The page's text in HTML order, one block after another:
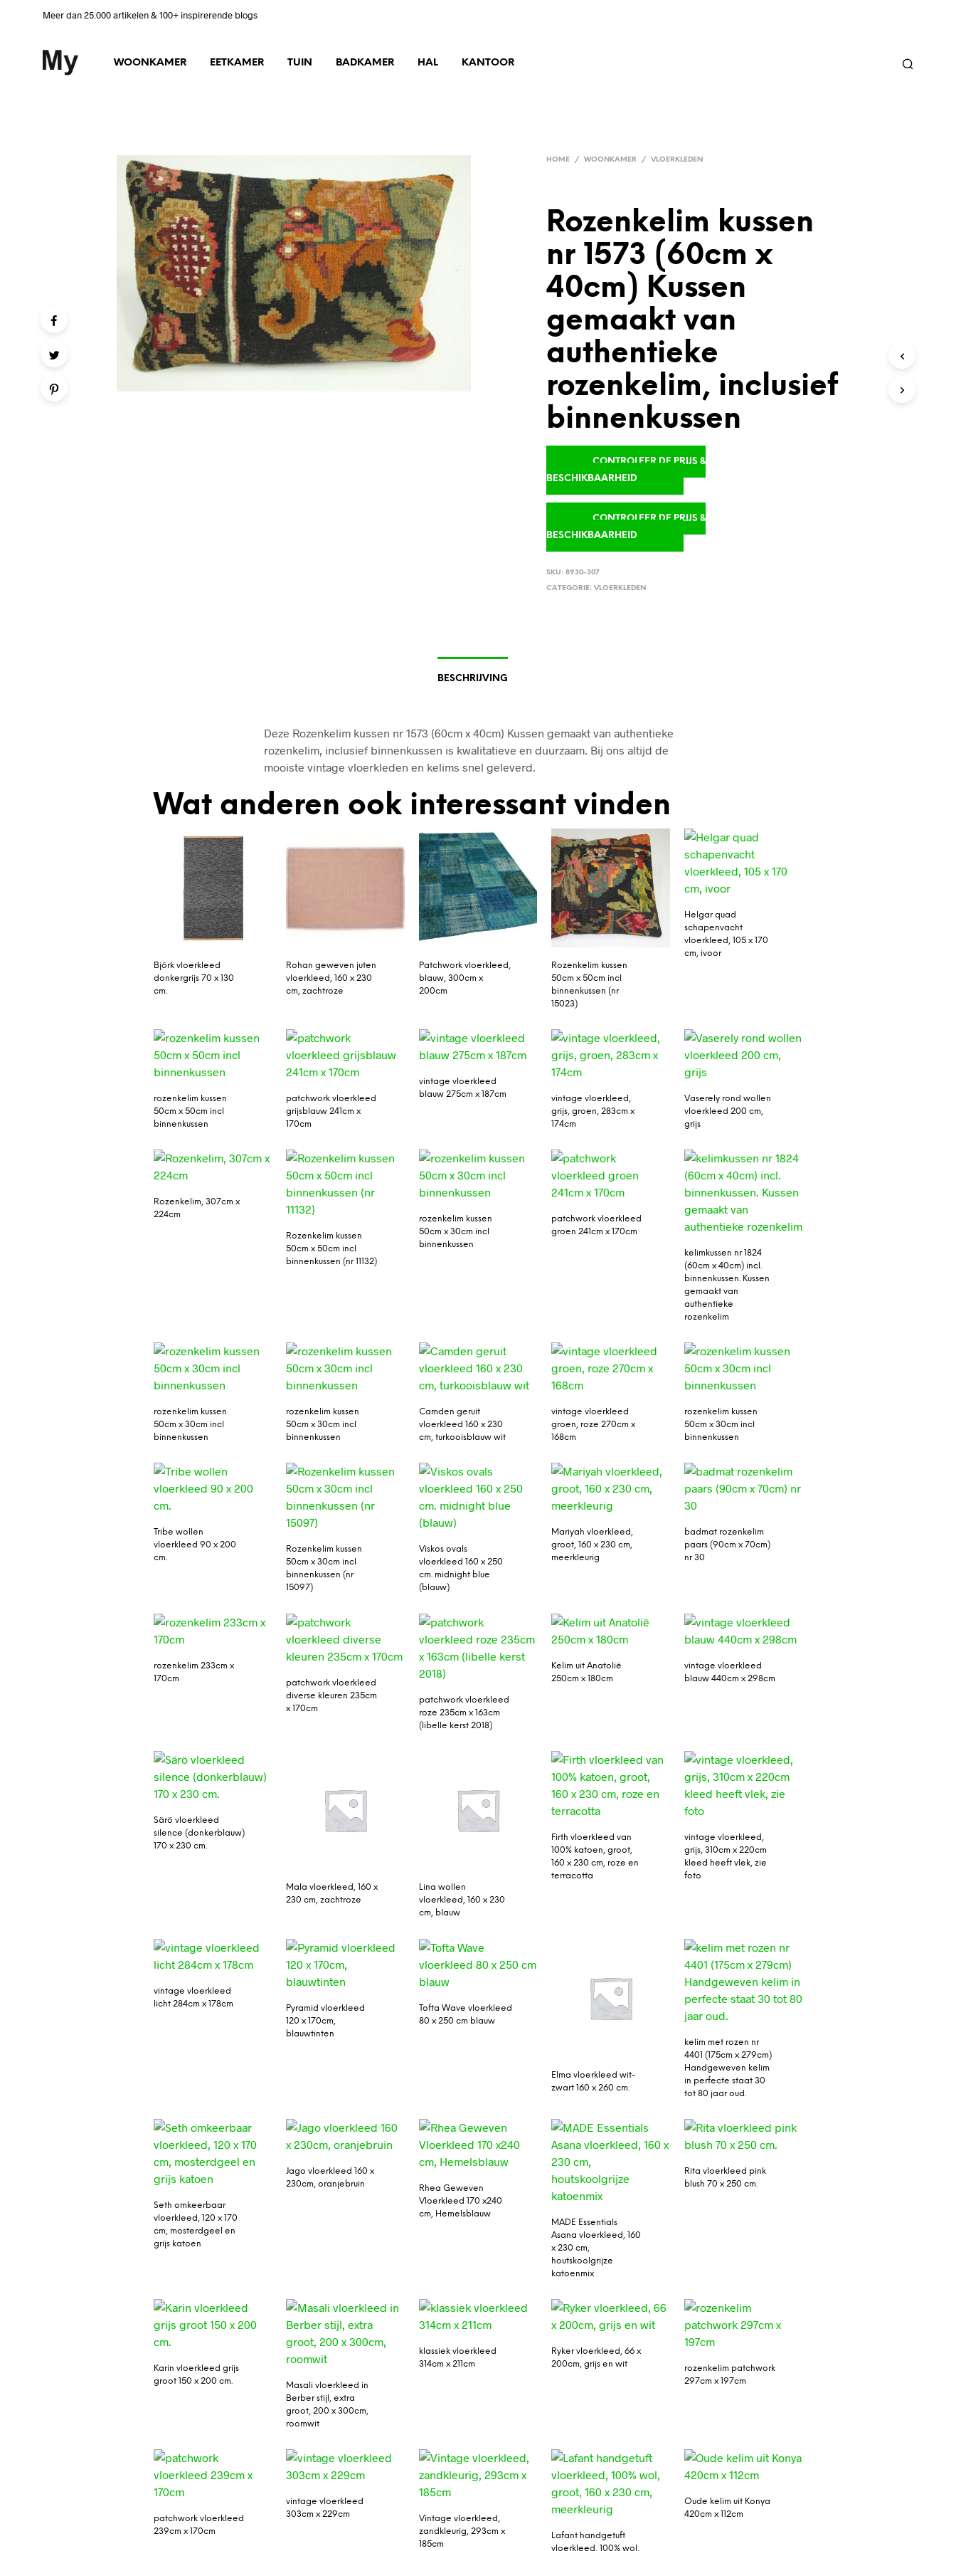
Meer dan 25.000 artikelen & 100+ inspirerende blogs
WOONKAMER EETKAMER TUIN BADKAMER HAL KANTOOR
HOME / WOONKAMER / VLOERKLEDEN
Rozenkelim kussen
nr 1573 (60cm x
40cm) Kussen
gemaakt van
authentieke
rozenkelim, inclusief
binnenkussen
CONTROLEER DE PRIJS &
BESCHIKBAARHEID
CONTROLEER DE PRIJS &
BESCHIKBAARHEID
SKU:8930-307
CATEGORIE:VLOERKLEDEN
BESCHRIJVING
Deze Rozenkelim kussen nr 1573 (60cm x 40cm) Kussen gemaakt van authentieke
rozenkelim, inclusief binnenkussen is kwalitatieve en duurzaam. Bij ons altijd de
mooiste vintage vloerkleden en kelims snel geleverd.
Wat anderen ook interessant vinden
Björk vloerkleed
donkergrijs 70 x 130
cm.
Rohan geweven juten
vloerkleed, 160 x 230
cm, zachtroze
Patchwork vloerkleed,
blauw, 300cm x
200cm
Rozenkelim kussen
50cm x 50cm incl
binnenkussen (nr
15023)
Helgar quad
schapenvacht
vloerkleed, 105 x 170
cm, ivoor
rozenkelim kussen
50cm x 50cm incl
binnenkussen
patchwork vloerkleed
grijsblauw 241cm x
170cm
vintage vloerkleed
blauw 275cm x 187cm
vintage vloerkleed,
grijs, groen, 283cm x
174cm
Vaserely rond wollen
vloerkleed 200 cm,
grijs
Rozenkelim, 307cm x
224cm
Rozenkelim kussen
50cm x 50cm incl
binnenkussen (nr 11132)
rozenkelim kussen
50cm x 30cm incl
binnenkussen
patchwork vloerkleed
groen 241cm x 170cm
kelimkussen nr 1824
(60cm x 40cm) incl.
binnenkussen. Kussen
gemaakt van
authentieke
rozenkelim
rozenkelim kussen
50cm x 30cm incl
binnenkussen
rozenkelim kussen
50cm x 30cm incl
binnenkussen
Camden geruit
vloerkleed 160 x 230
cm, turkooisblauw wit
vintage vloerkleed
groen, roze 270cm x
168cm
rozenkelim kussen
50cm x 30cm incl
binnenkussen
Tribe wollen
vloerkleed 90 x 200
cm.
Rozenkelim kussen
50cm x 30cm incl
binnenkussen (nr
15097)
Viskos ovals
vloerkleed 160 x 250
cm. midnight blue
(blauw)
Mariyah vloerkleed,
groot, 160 x 230 cm,
meerkleurig
badmat rozenkelim
paars (90cm x 70cm)
nr 30
rozenkelim 233cm x
170cm
patchwork vloerkleed
diverse kleuren 235cm
x 170cm
patchwork vloerkleed
roze 235cm x 163cm
(libelle kerst 2018)
Kelim uit Anatolië
250cm x 180cm
vintage vloerkleed
blauw 440cm x 298cm
Särö vloerkleed
silence (donkerblauw)
170 x 230 cm.
Mala vloerkleed, 160 x
230 cm, zachtroze
Lina wollen
vloerkleed, 160 x 230
cm, blauw
Firth vloerkleed van
100% katoen, groot,
160 x 230 cm, roze en
terracotta
vintage vloerkleed,
grijs, 310cm x 220cm
kleed heeft vlek, zie
foto
vintage vloerkleed
licht 284cm x 178cm
Pyramid vloerkleed
120 x 170cm,
blauwtinten
Tofta Wave vloerkleed
80 x 250 cm blauw
Elma vloerkleed wit-
zwart 160 x 260 cm.
kelim met rozen nr
4401 (175cm x 279cm)
Handgeweven kelim
in perfecte staat 30
tot 80 jaar oud.
Seth omkeerbaar
vloerkleed, 120 x 170
cm, mosterdgeel en
grijs katoen
Jago vloerkleed 160 x
230cm, oranjebruin
Rhea Geweven
Vloerkleed 170 x240
cm, Hemelsblauw
MADE Essentials
Asana vloerkleed, 160
x 230 cm,
houtskoolgrijze
katoenmix
Rita vloerkleed pink
blush 70 x 250 cm.
Karin vloerkleed grijs
groot 150 x 200 cm.
Masali vloerkleed in
Berber stijl, extra
groot, 200 x 300cm,
roomwit
klassiek vloerkleed
314cm x 211cm
Ryker vloerkleed, 66 x
200cm, grijs en wit
rozenkelim patchwork
297cm x 197cm
patchwork vloerkleed
239cm x 170cm
vintage vloerkleed
303cm x 229cm
Vintage vloerkleed,
zandkleurig, 293cm x
185cm
Lafant handgetuft
vloerkleed, 100% wol,
Oude kelim uit Konya
420cm x 112cm